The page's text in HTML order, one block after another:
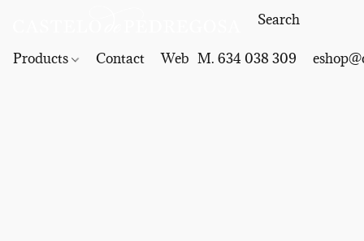
Products Contact Web M. 634 038 309